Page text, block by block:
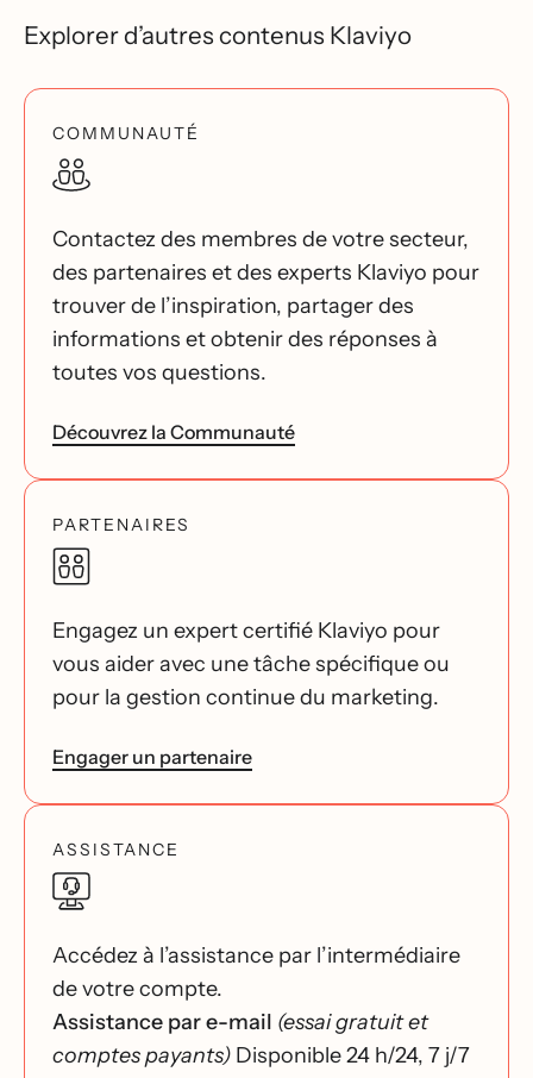
Explorer d’autres contenus Klaviyo
COMMUNAUTÉ
Contactez des membres de votre secteur,
des partenaires et des experts Klaviyo pour
trouver de l’inspiration, partager des
informations et obtenir des réponses à
toutes vos questions.
Découvrez la Communauté
PARTENAIRES
Engagez un expert certifié Klaviyo pour
vous aider avec une tâche spécifique ou
pour la gestion continue du marketing.
Engager un partenaire
ASSISTANCE
Accédez à l’assistance par l’intermédiaire
de votre compte.
Assistance par e-mail (essai gratuit et
comptes payants) Disponible 24 h/24, 7 j/7